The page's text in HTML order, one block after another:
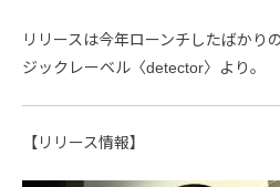
リリースは今年ローンチしたばかり
ジックレーベル〈detector〉より。
【リリース情報】